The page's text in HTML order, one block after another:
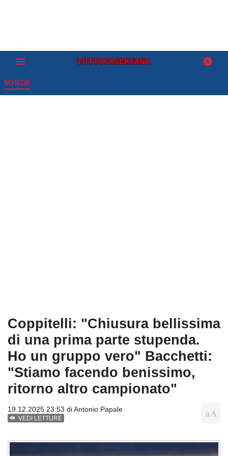
NOTIZIE
Coppitelli: "Chiusura bellissima
di una prima parte stupenda.
Ho un gruppo vero" Bacchetti:
"Stiamo facendo benissimo,
ritorno altro campionato"
19.12.2025 23:53 diAntonio Papale
VEDI LETTURE